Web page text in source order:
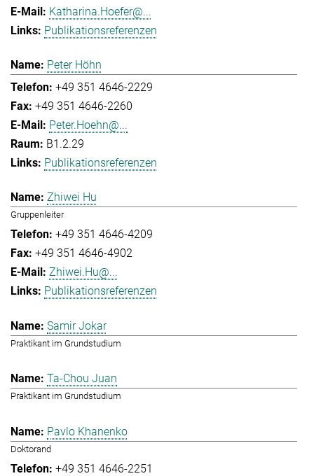
Katharina.Hoefer@...
Publikationsreferenzen
Peter Höhn
+49 351 4646-2229
+49 351 4646-2260
Peter.Hoehn@...
B1.2.29
Publikationsreferenzen
Zhiwei Hu
Gruppenleiter
+49 351 4646-4209
+49 351 4646-4902
Zhiwei.Hu@...
Publikationsreferenzen
Samir Jokar
Praktikant im Grundstudium
Ta-Chou Juan
Praktikant im Grundstudium
Pavlo Khanenko
Doktorand
+49 351 4646-2251